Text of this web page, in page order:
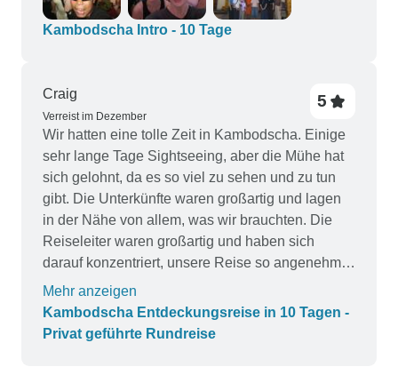
eigene Faust niemals erlebt hätte.
Kambodscha Intro - 10 Tage
Craig
Verreist im Dezember
5
Wir hatten eine tolle Zeit in Kambodscha. Einige
sehr lange Tage Sightseeing, aber die Mühe hat
sich gelohnt, da es so viel zu sehen und zu tun
gibt. Die Unterkünfte waren großartig und lagen
in der Nähe von allem, was wir brauchten. Die
Reiseleiter waren großartig und haben sich
darauf konzentriert, unsere Reise so angenehm
wie möglich zu gestalten.
Mehr anzeigen
Kambodscha Entdeckungsreise in 10 Tagen -
Privat geführte Rundreise